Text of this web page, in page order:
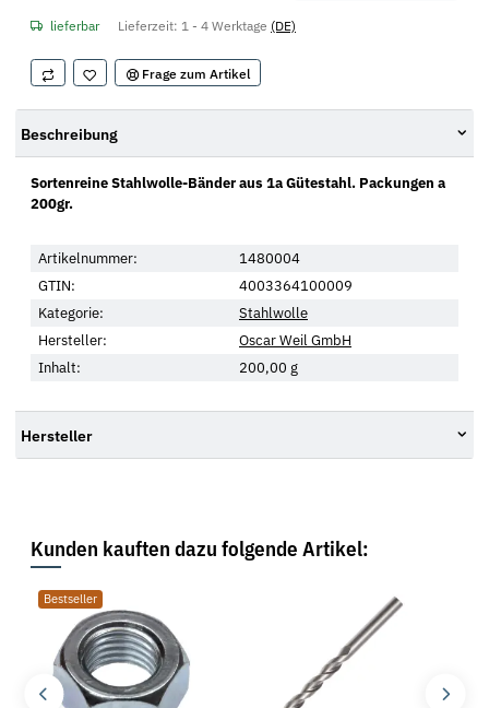
lieferbar Lieferzeit: 1 - 4 Werktage (DE)
Frage zum Artikel
Beschreibung
Sortenreine Stahlwolle-Bänder aus 1a Gütestahl. Packungen a
200gr.
Artikelnummer:
1480004
GTIN:
4003364100009
Kategorie:
Stahlwolle
Hersteller:
Oscar Weil GmbH
Inhalt:
200,00 g
Hersteller
Kunden kauften dazu folgende Artikel:
Bestseller